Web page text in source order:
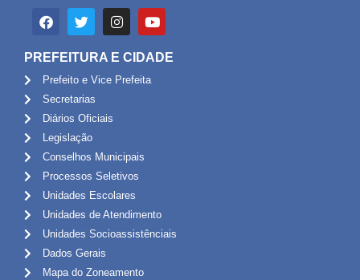
PREFEITURA E CIDADE
Prefeito e Vice Prefeita
Secretarias
Diários Oficiais
Legislação
Conselhos Municipais
Processos Seletivos
Unidades Escolares
Unidades de Atendimento
Unidades Socioassistênciais
Dados Gerais
Mapa do Zoneamento